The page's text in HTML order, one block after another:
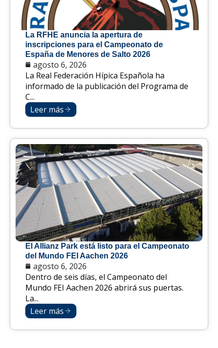
La RFHE anuncia la apertura de
inscripciones para el Campeonato de
España de Menores de Salto 2026
agosto 6, 2026
La Real Federación Hípica Española ha
informado de la publicación del Programa de
C...
Leer más
El Allianz Park está listo para el Campeonato
del Mundo FEI Aachen 2026
agosto 6, 2026
Dentro de seis días, el Campeonato del
Mundo FEI Aachen 2026 abrirá sus puertas.
La...
Leer más